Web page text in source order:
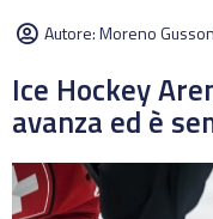
Autore:Moreno
Ice Hockey
avanza ed è